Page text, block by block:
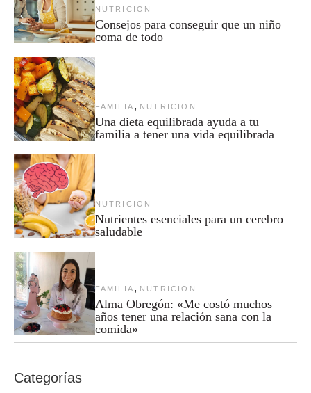
NUTRICION
Consejos para conseguir que un niño
coma de todo
FAMILIA , NUTRICION
Una dieta equilibrada ayuda a tu
familia a tener una vida equilibrada
NUTRICION
Nutrientes esenciales para un cerebro
saludable
FAMILIA , NUTRICION
Alma Obregón: «Me costó muchos
años tener una relación sana con la
comida»
Categorías